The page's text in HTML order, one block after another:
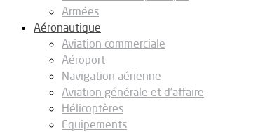
Armées
Aéronautique
Aviation commerciale
Aéroport
Navigation aérienne
Aviation générale et d’affaire
Hélicoptères
Equipements